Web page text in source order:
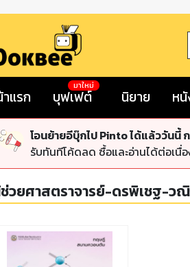
แรก บุฟเฟต์
มาใหม่
นิยาย ห
โอนย้ายอีบุ๊กไป Pinto ได้แล้ววันนี้
รับทันทีโค้ดลด ซื้อและอ่านได้ต่อเนื่
วยศาสตราจารย์-ดรพิเชฐ-ว